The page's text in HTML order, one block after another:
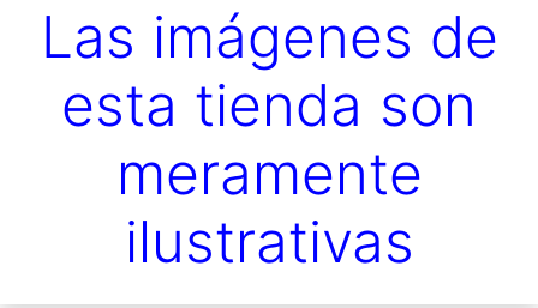
Las imágenes de
esta tienda son
meramente
ilustrativas